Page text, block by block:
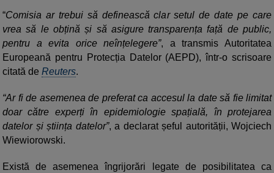
“Comisia ar trebui să definească clar setul de date pe care
vrea să le obțină și să asigure transparența față de public,
pentru a evita orice neînțelegere”, a transmis Autoritatea
Europeană pentru Protecția Datelor (AEPD), într-o scrisoare
citată de Reuters.
“Ar fi de asemenea de preferat ca accesul la date să fie limitat
doar către experți în epidemiologie spațială, în protejarea
datelor și știința datelor”, a declarat șeful autorității, Wojciech
Wiewiorowski.
Există de asemenea îngrijorări legate de posibilitatea ca